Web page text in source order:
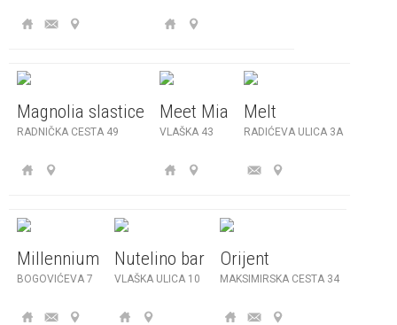
Magnolia slastice
RADNIČKA CESTA 49
Meet Mia
VLAŠKA 43
Melt
RADIĆEVA ULICA 3A
Millennium
BOGOVIĆEVA 7
Nutelino bar
VLAŠKA ULICA 10
Orijent
MAKSIMIRSKA CESTA 34